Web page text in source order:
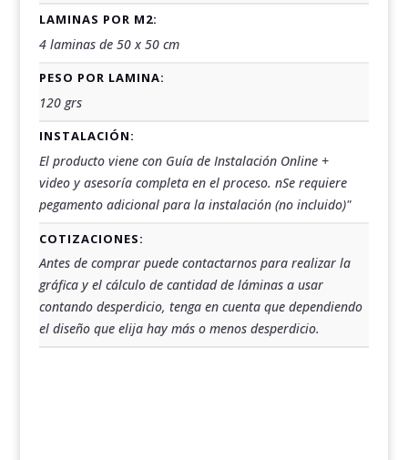
LAMINAS POR M2:
4 laminas de 50 x 50 cm
PESO POR LAMINA:
120 grs
INSTALACIÓN:
El producto viene con Guía de Instalación Online +
video y asesoría completa en el proceso. nSe requiere
pegamento adicional para la instalación (no incluido)"
COTIZACIONES:
Antes de comprar puede contactarnos para realizar la
gráfica y el cálculo de cantidad de láminas a usar
contando desperdicio, tenga en cuenta que dependiendo
el diseño que elija hay más o menos desperdicio.